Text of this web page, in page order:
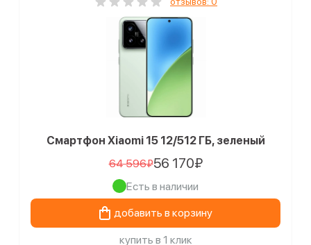
Смартфон Xiaomi 15 12/512 ГБ, зеленый
64 596₽56 170₽
Есть в наличии
добавить в корзину
купить в 1 клик